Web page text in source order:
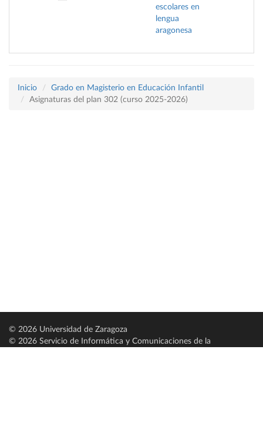
escolares en
lengua
aragonesa
Inicio
Grado en Magisterio en Educación Infantil
Asignaturas del plan 302 (curso 2025-2026)
© 2026 Universidad de Zaragoza
© 2026 Servicio de Informática y Comunicaciones de la